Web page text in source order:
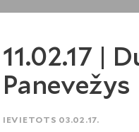
11.02.17 |
Panevežys
IEVIETOTS 03.02.17.